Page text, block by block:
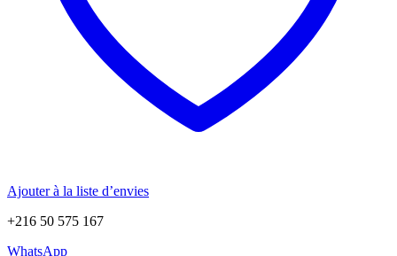
Ajouter à la liste d’envies
+216 50 575 167
WhatsApp